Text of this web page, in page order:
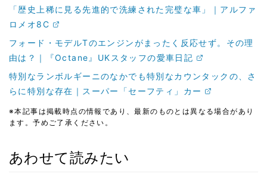
「歴史上稀に見る先進的で洗練された完璧な車」｜アルファ
ロメオ8C
フォード・モデルTのエンジンがまったく反応せず。その理
由は？｜『Octane』UKスタッフの愛車日記
特別なランボルギーニのなかでも特別なカウンタックの、さ
らに特別な存在｜スーパー「セーフティ」カー
※本記事は掲載時点の情報であり、最新のものとは異なる場合があり
ます。予めご了承ください。
あわせて読みたい